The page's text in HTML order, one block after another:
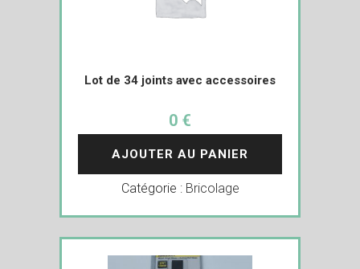
Lot de 34 joints avec accessoires
0 €
AJOUTER AU PANIER
Catégorie : Bricolage